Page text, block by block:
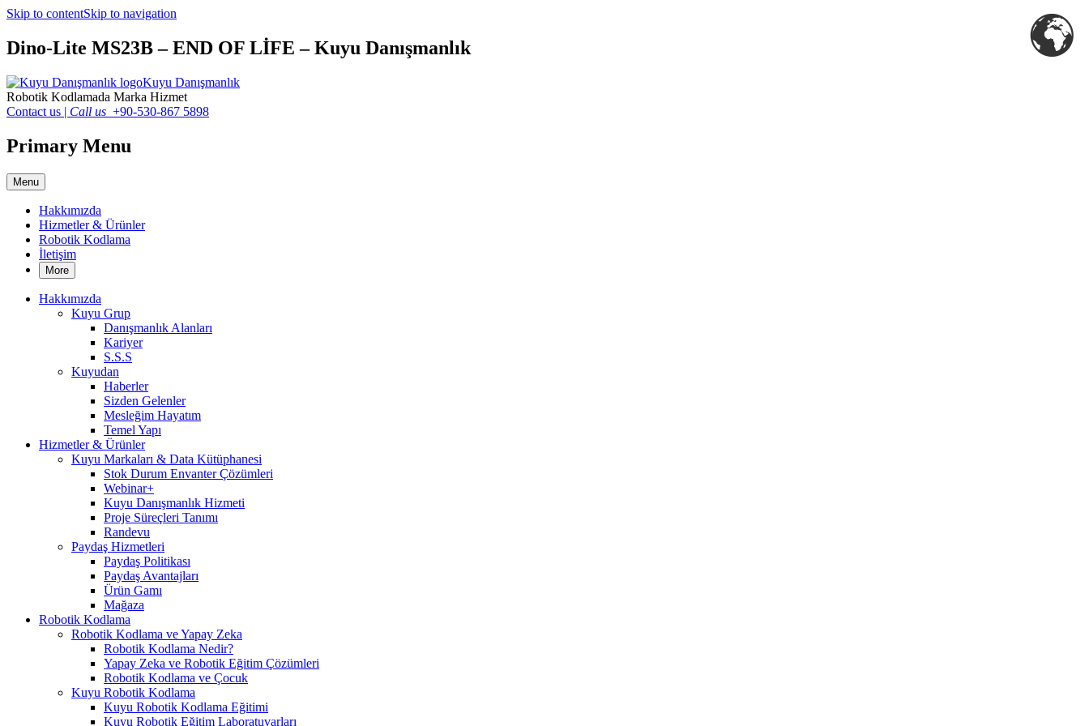
Skip to contentSkip to navigation
Dino-Lite MS23B – END OF LİFE – Kuyu Danışmanlık
Kuyu Danışmanlık
Robotik Kodlamada Marka Hizmet
Contact us | Call us +90-530-867 5898
Primary Menu
Menu
Hakkımızda
Hizmetler & Ürünler
Robotik Kodlama
İletişim
More
Hakkımızda
Kuyu Grup
Danışmanlık Alanları
Kariyer
S.S.S
Kuyudan
Haberler
Sizden Gelenler
Mesleğim Hayatım
Temel Yapı
Hizmetler & Ürünler
Kuyu Markaları & Data Kütüphanesi
Stok Durum Envanter Çözümleri
Webinar+
Kuyu Danışmanlık Hizmeti
Proje Süreçleri Tanımı
Randevu
Paydaş Hizmetleri
Paydaş Politikası
Paydaş Avantajları
Ürün Gamı
Mağaza
Robotik Kodlama
Robotik Kodlama ve Yapay Zeka
Robotik Kodlama Nedir?
Yapay Zeka ve Robotik Eğitim Çözümleri
Robotik Kodlama ve Çocuk
Kuyu Robotik Kodlama
Kuyu Robotik Kodlama Eğitimi
Kuyu Robotik Eğitim Laboratuvarları